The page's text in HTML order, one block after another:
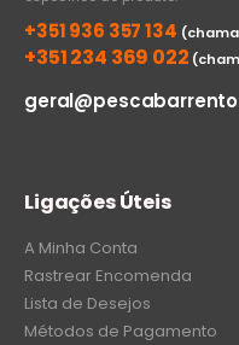
+351 936 357 134
+351 234 369 022
Ligações Úteis
A Minha Conta
Rastrear Encomenda
Lista de Desejos
Métodos de Pagamento